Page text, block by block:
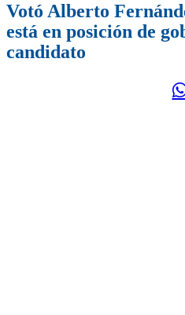
Votó Alberto
está en posición de
candidato